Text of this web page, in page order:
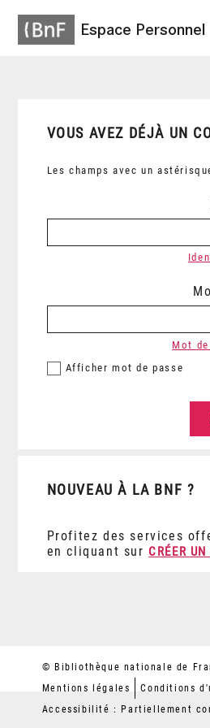
Espace Personnel
VOUS AVEZ DÉJÀ UN
Les champs avec un
Afficher mot de passe
Mot
NOUVEAU À LA BNF ?
Profitez des services
en cliquant sur CRÉER
© Bibliothèque nationale de
Mentions légales
Conditions
Accessibilité : Partiellement